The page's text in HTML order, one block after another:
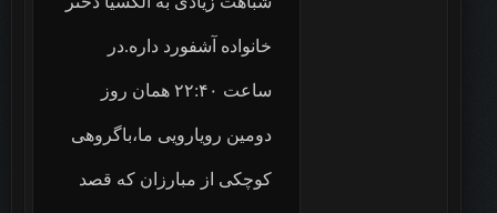
خانواده آشفورد داره.در
ساعت ۲۲:۴۰ همان روز
دومین رویارویی ما،باگروهی
کوچکی از مبارزان که قصد